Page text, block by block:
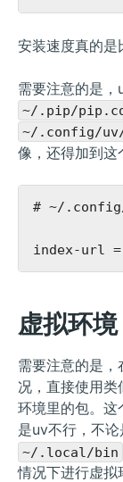
安装速度真的
需要注意的是
~/.pip/
~/.config/
像，还得加到这
# ~/
虚拟环境
需要注意的是
况，直接使用类
环境里的包。
是uv不行，不
~/.local/bin
情况下进行虚拟